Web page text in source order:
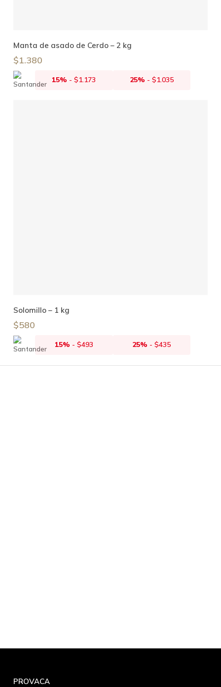
Añadir Al Carrito
Manta de asado de Cerdo – 2 kg
$1.380
15% -$1.173 25% - $1.035
Solomillo – 1 kg
$580
15% - $493 25% -$435
PROVACA